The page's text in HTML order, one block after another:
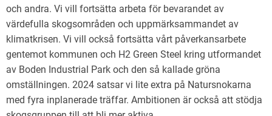
och andra. Vi vill fortsätta arbeta för bevarandet av
värdefulla skogsområden och uppmärksammandet av
klimatkrisen. Vi vill också fortsätta vårt påverkansarbete
gentemot kommunen och H2 Green Steel kring utformandet
av Boden Industrial Park och den så kallade gröna
omställningen. 2024 satsar vi lite extra på Natursnokarna
med fyra inplanerade träffar. Ambitionen är också att stödja